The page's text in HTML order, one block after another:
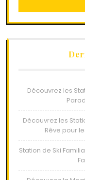
Découvrez les
Découvrez les
Rêve pour
Station de Ski